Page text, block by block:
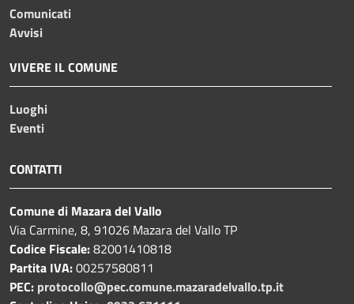
Comunicati
Avvisi
VIVERE IL COMUNE
Luoghi
Eventi
CONTATTI
Comune di Mazara del Vallo
Via Carmine, 8, 91026 Mazara del Vallo TP
Codice Fiscale:82001410818
Partita IVA:00257580811
PEC: protocollo@pec.comune.mazaradelvallo.tp.it